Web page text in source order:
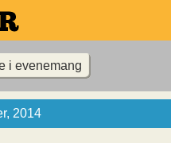
i evenemang
2014